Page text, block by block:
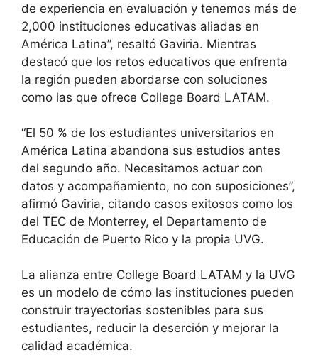
de experiencia en evaluación y tenemos más de
2,000 instituciones educativas aliadas en
América Latina”, resaltó Gaviria. Mientras
destacó que los retos educativos que enfrenta
la región pueden abordarse con soluciones
como las que ofrece College Board LATAM.
“El 50 % de los estudiantes universitarios en
América Latina abandona sus estudios antes
del segundo año. Necesitamos actuar con
datos y acompañamiento, no con suposiciones”,
afirmó Gaviria, citando casos exitosos como los
del TEC de Monterrey, el Departamento de
Educación de Puerto Rico y la propia UVG.
La alianza entre College Board LATAM y la UVG
es un modelo de cómo las instituciones pueden
construir trayectorias sostenibles para sus
estudiantes, reducir la deserción y mejorar la
calidad académica.